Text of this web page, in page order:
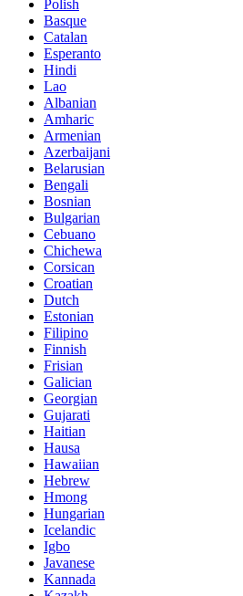
Polish
Basque
Catalan
Esperanto
Hindi
Lao
Albanian
Amharic
Armenian
Azerbaijani
Belarusian
Bengali
Bosnian
Bulgarian
Cebuano
Chichewa
Corsican
Croatian
Dutch
Estonian
Filipino
Finnish
Frisian
Galician
Georgian
Gujarati
Haitian
Hausa
Hawaiian
Hebrew
Hmong
Hungarian
Icelandic
Igbo
Javanese
Kannada